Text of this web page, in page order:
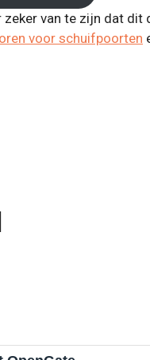
van te zijn dat
voor schuifpoorten